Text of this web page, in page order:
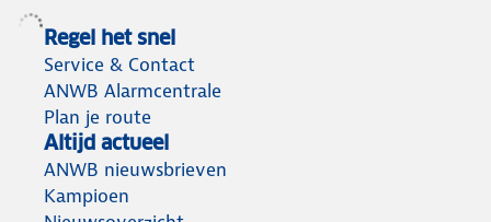
Regel het snel
Service & Contact
ANWB Alarmcentrale
Plan je route
Altijd actueel
ANWB nieuwsbrieven
Kampioen